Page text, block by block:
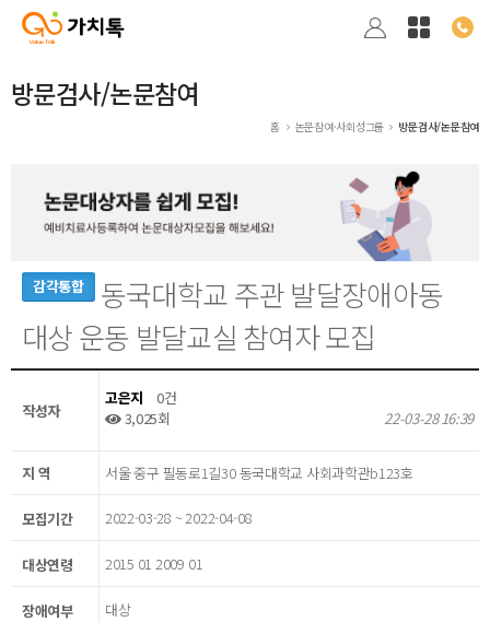
방문검사/논문참여
홈 논문참여·사회성그룹 방문검사/논문참여
감각통합
동국대학교 주관 발달장애아동
대상 운동 발달교실 참여자 모집
작성자
고은지
0건
3,025회
22-03-28 16:39
지 역 서울 중구 필동로1길30 동국대학교 사회과학관b123호
모집기간 2022-03-28 ~ 2022-04-08
대상연령 2015 01 2009 01
장애여부 대상